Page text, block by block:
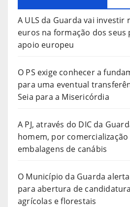
A ULS da Guarda vai investir
euros na formação dos seus
apoio europeu
O PS exige conhecer a
para uma eventual
Seia para a Misericórdia
A PJ, através do DIC da
homem, por comercialização
embalagens de canábis
O Município da Guarda
para abertura de
agrícolas e florestais